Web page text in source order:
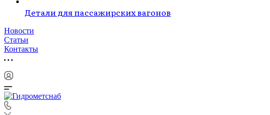
Детали для пассажирских вагонов
Новости
Статьи
Контакты